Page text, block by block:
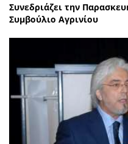
Συνεδριάζει την
Συμβούλιο Αγρινίου